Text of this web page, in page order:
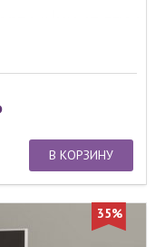
В КОРЗИНУ
35%